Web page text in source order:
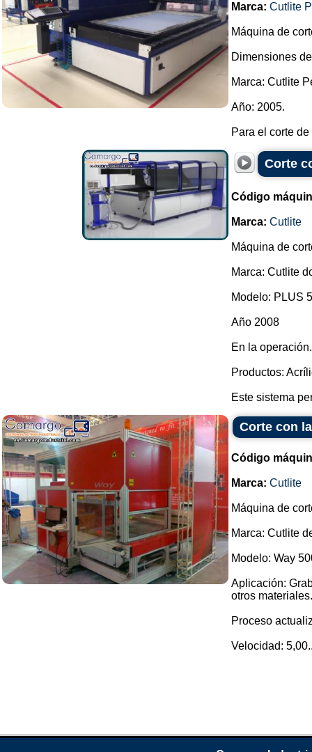
Marca: Cutlite
Máquina de
Dimensiones
Marca: Cutlite
Año: 2005.
Para el corte
Corte
Código
Marca: Cutlite
Máquina de
Marca: Cutlite
Modelo: PLUS
Año 2008
En la operación.
Productos:
Este sistema
Corte con
Código
Marca: Cutlite
Máquina de
Marca: Cutlite
Modelo: Way
Aplicación:
otros materiales.
Proceso
Velocidad: